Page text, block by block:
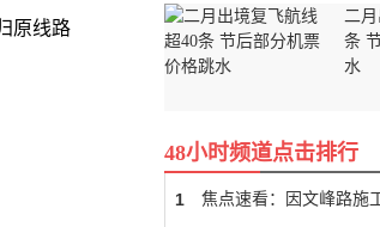
原线路
二
条
水
48小时频道点击排行
1 焦点速看：因文峰路施